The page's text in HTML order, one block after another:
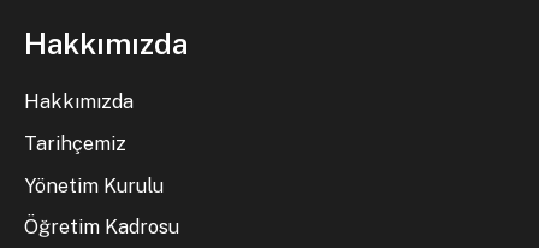
Hakkımızda
Hakkımızda
Tarihçemiz
Yönetim Kurulu
Öğretim Kadrosu